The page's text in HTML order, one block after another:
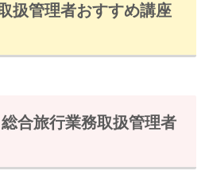
扱管理者おすすめ講座
合旅行業務取扱管理者